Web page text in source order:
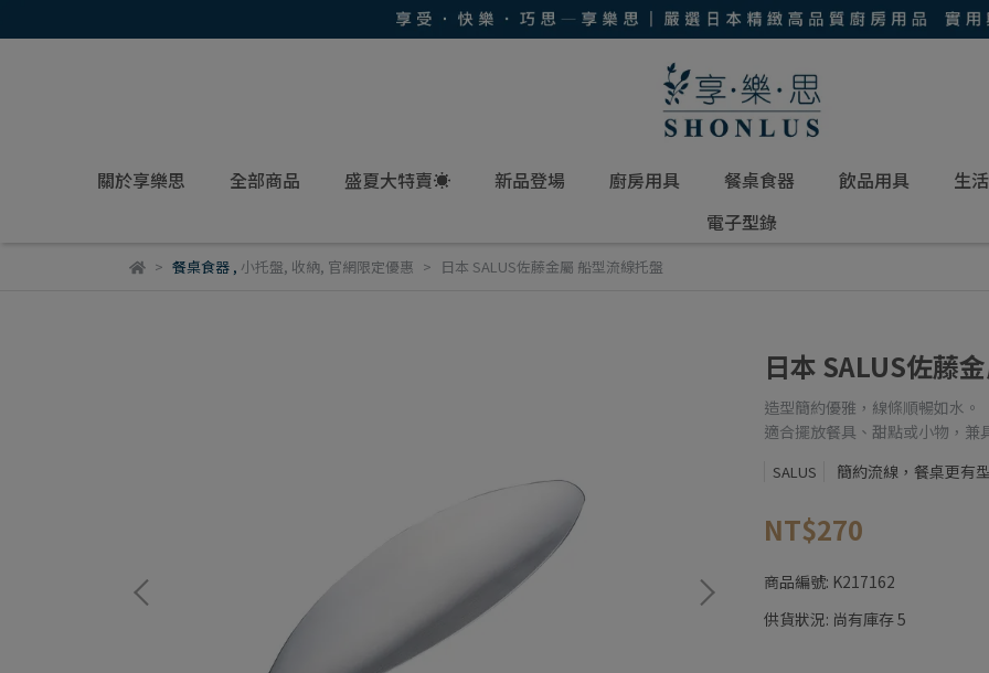
關於享樂思 全部商品 盛夏大特賣☀ 新品登場 廚房用具 餐桌食器 飲品用具
生
電子型錄
餐桌食器, 小托盤, 收納, 官網限定優惠 日本 SALUS佐藤金屬 船型流線托盤
日本 SALUS佐藤
造型簡約優雅，線條順暢如水。
適合擺放餐具、甜點或小物，
SALUS 簡約流線，餐桌更有
NT$270
商品編號: K217162
供貨狀況: 尚有庫存 5